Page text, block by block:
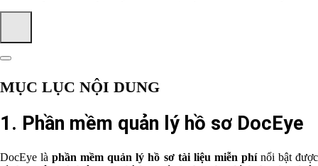
MỤC LỤC NỘI DUNG
1. Phần mềm quản lý hồ sơ DocEye
DocEye làphần mềm quản lý hồ sơ tài liệu miễn phínổi bật được